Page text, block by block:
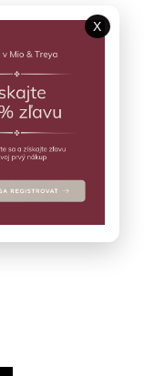
92 cm
X